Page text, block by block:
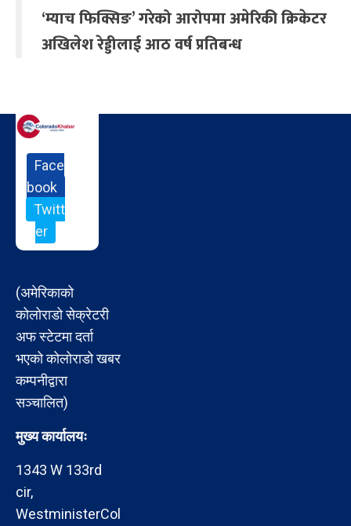
‘म्याच फिक्सिङ’ गरेको आरोपमा अमेरिकी क्रिकेटर
अखिलेश रेड्डीलाई आठ वर्ष प्रतिबन्ध
Face
book
Twitt
er
(अमेरिकाको
कोलोराडो सेक्रेटरी
अफ स्टेटमा दर्ता
भएको कोलोराडो खबर
कम्पनीद्वारा
सञ्चालित)
मुख्य कार्यालयः
1343 W 133rd
cir,
WestministerCol